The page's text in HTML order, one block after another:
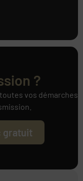
?
vos démarches
gratuit